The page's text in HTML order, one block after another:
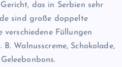
das in Serbien sehr
sind große doppelte
Füllungen
Walnusscreme, Schokolade,